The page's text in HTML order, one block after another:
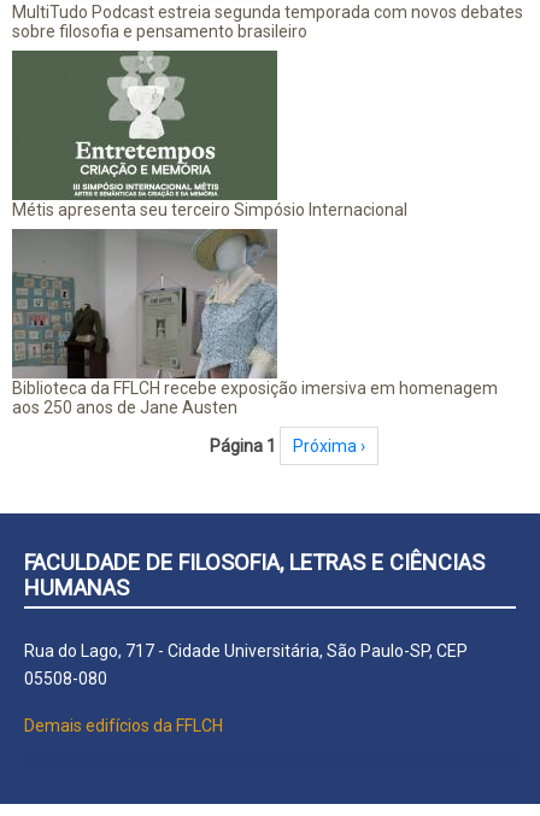
MultiTudo Podcast estreia segunda temporada com novos debates
sobre filosofia e pensamento brasileiro
Métis apresenta seu terceiro Simpósio Internacional
Biblioteca da FFLCH recebe exposição imersiva em homenagem
aos 250 anos de Jane Austen
Página 1 Próxima página
Próxima ›
FACULDADE DE FILOSOFIA, LETRAS E CIÊNCIAS
HUMANAS
Rua do Lago, 717 - Cidade Universitária, São Paulo-SP, CEP
05508-080
Demais edifícios da FFLCH